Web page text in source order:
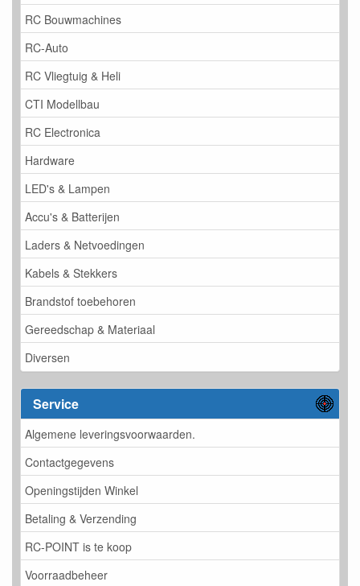
RC Bouwmachines
RC-Auto
RC Vliegtuig & Heli
CTI Modellbau
RC Electronica
Hardware
LED's & Lampen
Accu's & Batterijen
Laders & Netvoedingen
Kabels & Stekkers
Brandstof toebehoren
Gereedschap & Materiaal
Diversen
Service
Algemene leveringsvoorwaarden.
Contactgegevens
Openingstijden Winkel
Betaling & Verzending
RC-POINT is te koop
Voorraadbeheer